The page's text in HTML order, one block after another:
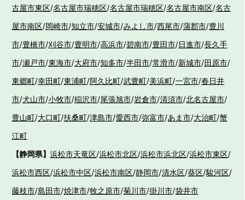
古屋市東区/名古屋市瑞穂区/名古屋市瑞穂区/名古屋市南区/名古
屋市南区/岡崎市/知立市/安城市/みよし市/西尾市/蒲郡市/豊川
市/豊橋市/刈谷市/豊明市/高浜市/碧南市/豊田市/日進市/長久手
市/瀬戸市/東海市/大府市/知多市/半田市/常滑市/新城市/田原市/
東郷町/幸田町/東浦町/阿久比町/武豊町/美浜町/一宮市/春日井
市/犬山市/小牧市/稲沢市/尾張旭市/岩倉市/清須市/北名古屋市/
豊山町/大口町/扶桑町/津島市/愛西市/弥富市/あま市/大治町/蟹
江町
【静岡県】 浜松市天竜区/浜松市北区/浜松市浜北区/浜松市東区/
浜松市西区/浜松市中区/浜松市南区/静岡市/清水区/葵区/駿河区/
藤枝市/島田市/焼津市/牧之原市/菊川市/掛川市/袋井市